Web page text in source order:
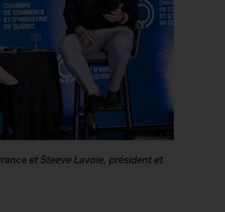
et Steeve Lavoie, président et